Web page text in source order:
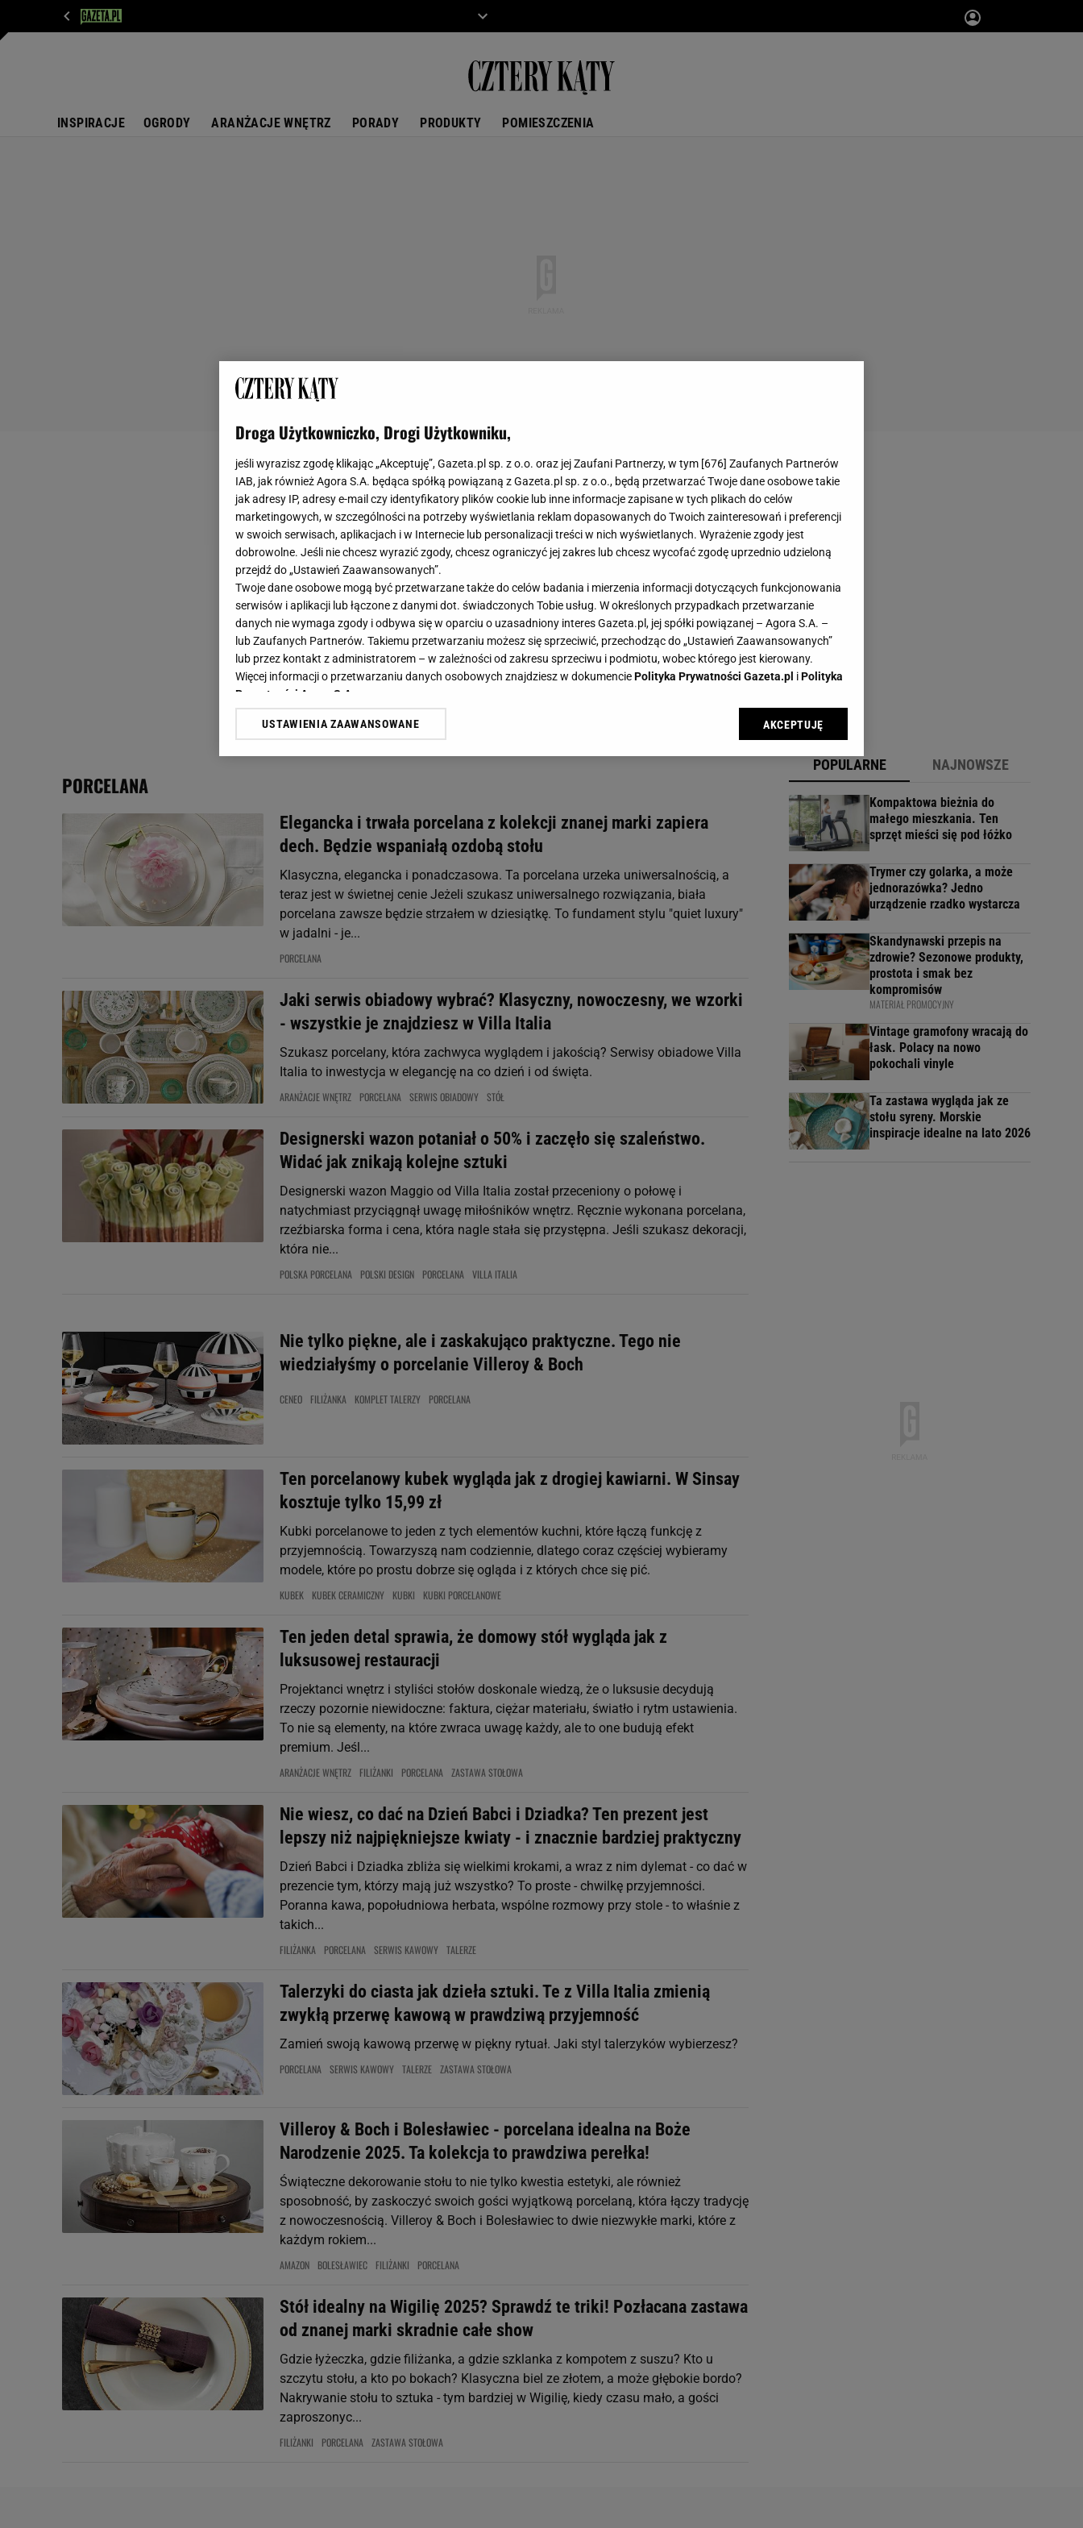
INSPIRACJE OGRODY ARANŻACJE WNĘTRZ PORADY PRODUKTY POMIESZCZENIA
PORCELANA
Elegancka i trwała porcelana z kolekcji znanej marki zapiera
dech. Będzie wspaniałą ozdobą stołu
Klasyczna, elegancka i ponadczasowa. Ta porcelana urzeka uniwersalnością, a
teraz jest w świetnej cenie Jeżeli szukasz uniwersalnego rozwiązania, biała
porcelana zawsze będzie strzałem w dziesiątkę. To fundament stylu "quiet luxury"
w jadalni - je...
PORCELANA
Jaki serwis obiadowy wybrać? Klasyczny, nowoczesny, we wzorki
- wszystkie je znajdziesz w Villa Italia
Szukasz porcelany, która zachwyca wyglądem i jakością? Serwisy obiadowe Villa
Italia to inwestycja w elegancję na co dzień i od święta.
ARANŻACJE WNĘTRZ PORCELANA SERWIS OBIADOWY STÓŁ
Designerski wazon potaniał o 50% i zaczęło się szaleństwo.
Widać jak znikają kolejne sztuki
Designerski wazon Maggio od Villa Italia został przeceniony o połowę i
natychmiast przyciągnął uwagę miłośników wnętrz. Ręcznie wykonana porcelana,
rzeźbiarska forma i cena, która nagle stała się przystępna. Jeśli szukasz dekoracji,
która nie...
POLSKA PORCELANA POLSKI DESIGN PORCELANA VILLA ITALIA
Nie tylko piękne, ale i zaskakująco praktyczne. Tego nie
wiedziałyśmy o porcelanie Villeroy & Boch
CENEO FILIŻANKA KOMPLET TALERZY PORCELANA
Ten porcelanowy kubek wygląda jak z drogiej kawiarni. W Sinsay
kosztuje tylko 15,99 zł
Kubki porcelanowe to jeden z tych elementów kuchni, które łączą funkcję z
przyjemnością. Towarzyszą nam codziennie, dlatego coraz częściej wybieramy
modele, które po prostu dobrze się ogląda i z których chce się pić.
KUBEK KUBEK CERAMICZNY KUBKI KUBKI PORCELANOWE
Ten jeden detal sprawia, że domowy stół wygląda jak z
luksusowej restauracji
Projektanci wnętrz i styliści stołów doskonale wiedzą, że o luksusie decydują
rzeczy pozornie niewidoczne: faktura, ciężar materiału, światło i rytm ustawienia.
To nie są elementy, na które zwraca uwagę każdy, ale to one budują efekt
premium. Jeśl...
ARANŻACJE WNĘTRZ FILIŻANKI PORCELANA ZASTAWA STOŁOWA
Nie wiesz, co dać na Dzień Babci i Dziadka? Ten prezent jest
lepszy niż najpiękniejsze kwiaty - i znacznie bardziej praktyczny
Dzień Babci i Dziadka zbliża się wielkimi krokami, a wraz z nim dylemat - co dać w
prezencie tym, którzy mają już wszystko? To proste - chwilkę przyjemności.
Poranna kawa, popołudniowa herbata, wspólne rozmowy przy stole - to właśnie z
takich...
FILIŻANKA PORCELANA SERWIS KAWOWY TALERZE
Talerzyki do ciasta jak dzieła sztuki. Te z Villa Italia zmienią
zwykłą przerwę kawową w prawdziwą przyjemność
Zamień swoją kawową przerwę w piękny rytuał. Jaki styl talerzyków wybierzesz?
PORCELANA SERWIS KAWOWY TALERZE ZASTAWA STOŁOWA
Villeroy & Boch i Bolesławiec - porcelana idealna na Boże
Narodzenie 2025. Ta kolekcja to prawdziwa perełka!
Świąteczne dekorowanie stołu to nie tylko kwestia estetyki, ale również
sposobność, by zaskoczyć swoich gości wyjątkową porcelaną, która łączy tradycję
z nowoczesnością. Villeroy & Boch i Bolesławiec to dwie niezwykłe marki, które z
każdym rokiem...
AMAZON BOLESŁAWIEC FILIŻANKI PORCELANA
Stół idealny na Wigilię 2025? Sprawdź te triki! Pozłacana zastawa
od znanej marki skradnie całe show
Gdzie łyżeczka, gdzie filiżanka, a gdzie szklanka z kompotem z suszu? Kto u
szczytu stołu, a kto po bokach? Klasyczna biel ze złotem, a może głębokie bordo?
Nakrywanie stołu to sztuka - tym bardziej w Wigilię, kiedy czasu mało, a gości
zaproszonyc...
FILIŻANKI PORCELANA ZASTAWA STOŁOWA
POPULARNE NAJNOWSZE
Kompaktowa bieżnia do
małego mieszkania. Ten
sprzęt mieści się pod łóżko
Trymer czy golarka, a może
jednorazówka? Jedno
urządzenie rzadko wystarcza
Skandynawski przepis na
zdrowie? Sezonowe produkty,
prostota i smak bez
kompromisów
MATERIAŁ PROMOCYJNY
Vintage gramofony wracają do
łask. Polacy na nowo
pokochali vinyle
Ta zastawa wygląda jak ze
stołu syreny. Morskie
inspiracje idealne na lato 2026
Droga Użytkowniczko, Drogi Użytkowniku,
jeśli wyrazisz zgodę klikając „Akceptuję”, Gazeta.pl sp. z o.o. oraz jej Zaufani Partnerzy, w tym [676] Zaufanych Partnerów
IAB, jak również Agora S.A. będąca spółką powiązaną z Gazeta.pl sp. z o.o., będą przetwarzać Twoje dane osobowe takie
jak adresy IP, adresy e-mail czy identyfikatory plików cookie lub inne informacje zapisane w tych plikach do celów
marketingowych, w szczególności na potrzeby wyświetlania reklam dopasowanych do Twoich zainteresowań i preferencji
w swoich serwisach, aplikacjach i w Internecie lub personalizacji treści w nich wyświetlanych. Wyrażenie zgody jest
dobrowolne. Jeśli nie chcesz wyrazić zgody, chcesz ograniczyć jej zakres lub chcesz wycofać zgodę uprzednio udzieloną
przejdź do „Ustawień Zaawansowanych”.
Twoje dane osobowe mogą być przetwarzane także do celów badania i mierzenia informacji dotyczących funkcjonowania
serwisów i aplikacji lub łączone z danymi dot. świadczonych Tobie usług. W określonych przypadkach przetwarzanie
danych nie wymaga zgody i odbywa się w oparciu o uzasadniony interes Gazeta.pl, jej spółki powiązanej – Agora S.A. –
lub Zaufanych Partnerów. Takiemu przetwarzaniu możesz się sprzeciwić, przechodząc do „Ustawień Zaawansowanych”
lub przez kontakt z administratorem – w zależności od zakresu sprzeciwu i podmiotu, wobec którego jest kierowany.
Więcej informacji o przetwarzaniu danych osobowych znajdziesz w dokumenciePolityka Prywatności Gazeta.pl iPolityka
Prywatności Agora S.A.
Klikając „Akceptuję” wyrażasz też zgodę na zainstalowanie i przechowywanie plików cookie Gazeta.pl sp. z o.o., jej
dotyczące plików cookie, wywołując narzędzie do zarządzania twoimi preferencjami dot. przetwarzania danych poprzez
odnośnik „Ustawienia prywatności ” w stopce serwisu i przechodząc do „Ustawień Zaawansowanych”. Zmiana ustawień
My, nasi Zaufani Partnerzy i Agora S.A. możemy przetwarzać dane osobowe w następujących celach:
Użycie dokładnych danych geolokalizacyjnych. Aktywne skanowanie charakterystyki urządzenia do celów identyfikacji.
Przechowywanie informacji na urządzeniu lub dostęp do nich. Spersonalizowane reklamy i treści, pomiar reklam i treści,
badnie odbiorców i ulepszanie usług.
Lista Zaufanych Partnerów
USTAWIENIA ZAAWANSOWANE AKCEPTUJĘ